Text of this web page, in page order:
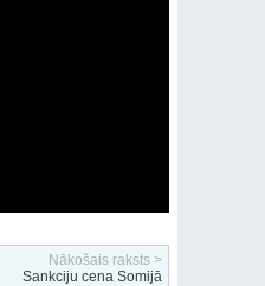
Nākošais raksts >
Sankciju cena Somijā